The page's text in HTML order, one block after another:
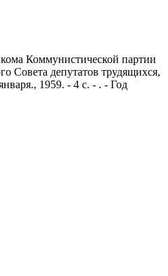
Коммунистической партии
Совета депутатов трудящихся,
1959. - 4 с. - . - Год